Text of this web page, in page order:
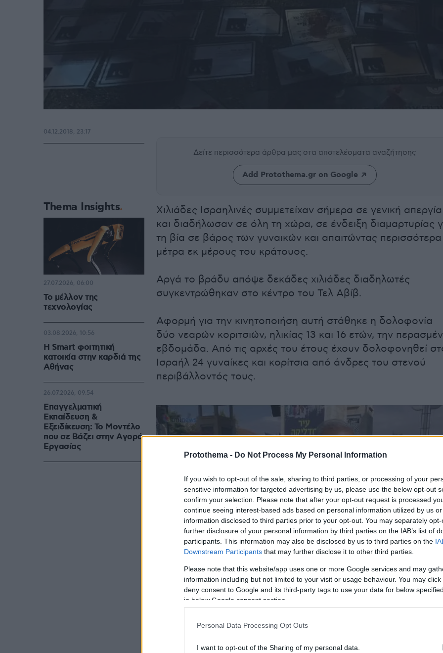
Protothema - Do Not Process My Personal Information
If you wish to opt-out of the sale, sharing to third parties, or processing of your
sensitive information for targeted advertising by us, please use the below opt-out
confirm your selection. Please note that after your opt-out request is processed
continue seeing interest-based ads based on personal information utilized by us
information disclosed to third parties prior to your opt-out. You may separately
further disclosure of your personal information by third parties on the IAB’s list of
participants. This information may also be disclosed by us to third parties on the
Downstream Participants that may further disclose it to other third parties.
Please note that this website/app uses one or more Google services and may
information including but not limited to your visit or usage behaviour. You may
deny consent to Google and its third-party tags to use your data for below
in below Google consent section.
Personal Data Processing Opt Outs
I want to opt-out of the Sharing of my personal data.
Δείτε περισσότερα άρθρα μας στα αποτελέσματα αναζήτησης
Add Protothema.gr on Google
Χιλιάδες Ισραηλινές συμμετείχαν σήμερα σε γενική απεργία
και διαδήλωσαν σε όλη τη χώρα, σε ένδειξη διαμαρτυρίας
τη βία σε βάρος των γυναικών και απαιτώντας περισσότερα
μέτρα εκ μέρους του κράτουος.
Αργά το βράδυ απόψε δεκάδες χιλιάδες διαδηλωτές
συγκεντρώθηκαν στο κέντρο του Τελ Αβίβ.
Αφορμή για την κινητοποιήση αυτή στάθηκε η δολοφονία
δύο νεαρών κοριτσιών, ηλικίας 13 και 16 ετών, την
εβδομάδα. Από τις αρχές του έτους έχουν δολοφονηθεί
Ισραήλ 24 γυναίκες και κορίτσια από άνδρες του στενού
περιβάλλοντός τους.
γυναίκες απέκλεισαν δρόμους και τήρησαν ενός λεπτού σιγή
στη μνήμη των θυμάτων. Ένα μεγάλο πλήθος είχε
04.12.2018, 23:17
Thema Insights
Το μέλλον της
τεχνολογίας
27.07.2026, 06:00
Η Smart φοιτητική
κατοικία στην καρδιά της
Αθήνας
03.08.2026, 10:56
Επαγγελματική
Εκπαίδευση &
Εξειδίκευση: Το Mοντέλο
που σε Bάζει στην Aγορά
Eργασίας
26.07.2026, 09:54